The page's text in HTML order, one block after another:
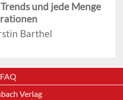
und jede Menge
Barthel
FAQ
Verlag